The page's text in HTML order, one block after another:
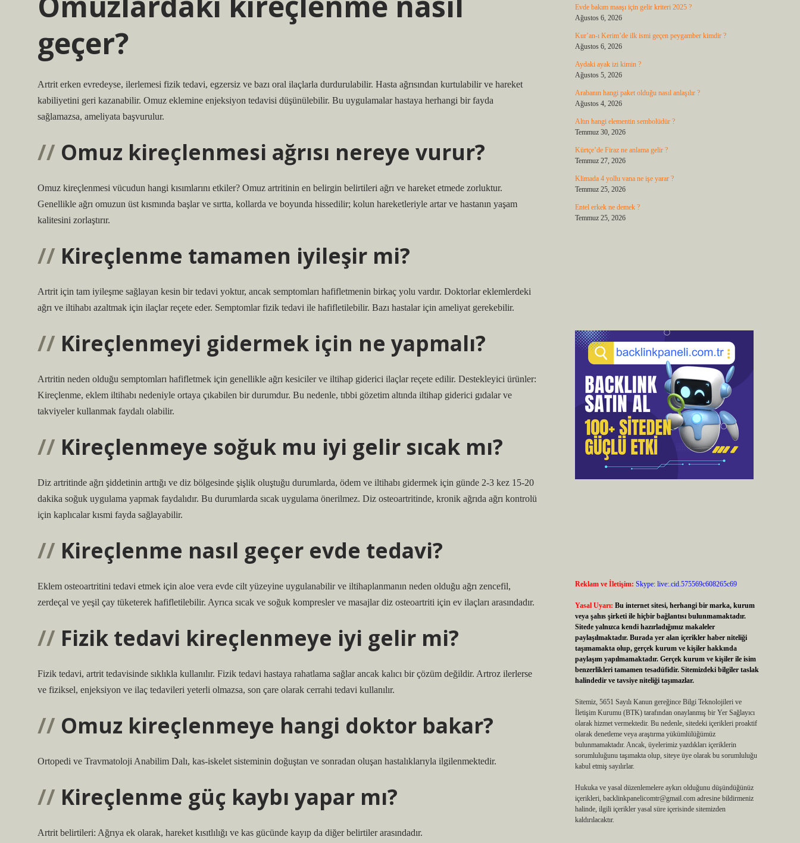
geçer?
Artrit erken evredeyse, ilerlemesi fizik tedavi, egzersiz ve bazı oral ilaçlarla durdurulabilir. Hasta ağrısından kurtulabilir ve hareket
kabiliyetini geri kazanabilir. Omuz eklemine enjeksiyon tedavisi düşünülebilir. Bu uygulamalar hastaya herhangi bir fayda
sağlamazsa, ameliyata başvurulur.
Omuz kireçlenmesi ağrısı nereye vurur?
Omuz kireçlenmesi vücudun hangi kısımlarını etkiler? Omuz artritinin en belirgin belirtileri ağrı ve hareket etmede zorluktur.
Genellikle ağrı omuzun üst kısmında başlar ve sırtta, kollarda ve boyunda hissedilir; kolun hareketleriyle artar ve hastanın yaşam
kalitesini zorlaştırır.
Kireçlenme tamamen iyileşir mi?
Artrit için tam iyileşme sağlayan kesin bir tedavi yoktur, ancak semptomları hafifletmenin birkaç yolu vardır. Doktorlar eklemlerdeki
ağrı ve iltihabı azaltmak için ilaçlar reçete eder. Semptomlar fizik tedavi ile hafifletilebilir. Bazı hastalar için ameliyat gerekebilir.
Kireçlenmeyi gidermek için ne yapmalı?
Artritin neden olduğu semptomları hafifletmek için genellikle ağrı kesiciler ve iltihap giderici ilaçlar reçete edilir. Destekleyici ürünler:
Kireçlenme, eklem iltihabı nedeniyle ortaya çıkabilen bir durumdur. Bu nedenle, tıbbi gözetim altında iltihap giderici gıdalar ve
takviyeler kullanmak faydalı olabilir.
Kireçlenmeye soğuk mu iyi gelir sıcak mı?
Diz artritinde ağrı şiddetinin arttığı ve diz bölgesinde şişlik oluştuğu durumlarda, ödem ve iltihabı gidermek için günde 2-3 kez 15-20
dakika soğuk uygulama yapmak faydalıdır. Bu durumlarda sıcak uygulama önerilmez. Diz osteoartritinde, kronik ağrıda ağrı kontrolü
için kaplıcalar kısmi fayda sağlayabilir.
Kireçlenme nasıl geçer evde tedavi?
Eklem osteoartritini tedavi etmek için aloe vera evde cilt yüzeyine uygulanabilir ve iltihaplanmanın neden olduğu ağrı zencefil,
zerdeçal ve yeşil çay tüketerek hafifletilebilir. Ayrıca sıcak ve soğuk kompresler ve masajlar diz osteoartriti için ev ilaçları arasındadır.
Fizik tedavi kireçlenmeye iyi gelir mi?
Fizik tedavi, artrit tedavisinde sıklıkla kullanılır. Fizik tedavi hastaya rahatlama sağlar ancak kalıcı bir çözüm değildir. Artroz ilerlerse
ve fiziksel, enjeksiyon ve ilaç tedavileri yeterli olmazsa, son çare olarak cerrahi tedavi kullanılır.
Omuz kireçlenmeye hangi doktor bakar?
Ortopedi ve Travmatoloji Anabilim Dalı, kas-iskelet sisteminin doğuştan ve sonradan oluşan hastalıklarıyla ilgilenmektedir.
Kireçlenme güç kaybı yapar mı?
Artrit belirtileri: Ağrıya ek olarak, hareket kısıtlılığı ve kas gücünde kayıp da diğer belirtiler arasındadır.
Evde bakım maaşı için gelir kriteri 2025 ?
Ağustos 6, 2026
Kur’an-ı Kerim’de ilk ismi geçen peygamber kimdir ?
Ağustos 6, 2026
Aydaki ayak izi kimin ?
Ağustos 5, 2026
Arabanın hangi paket olduğu nasıl anlaşılır ?
Ağustos 4, 2026
Altın hangi elementin sembolüdür ?
Temmuz 30, 2026
Kürtçe’de Firaz ne anlama gelir ?
Temmuz 27, 2026
Klimada 4 yollu vana ne işe yarar ?
Temmuz 25, 2026
Entel erkek ne demek ?
Temmuz 25, 2026
Reklam ve İletişim: Skype: live:.cid.575569c608265c69
Yasal Uyarı: Bu internet sitesi, herhangi bir marka, kurum
veya şahıs şirketi ile hiçbir bağlantısı bulunmamaktadır.
Sitede yalnızca kendi hazırladığımız makaleler
paylaşılmaktadır. Burada yer alan içerikler haber niteliği
taşımamakta olup, gerçek kurum ve kişiler hakkında
paylaşım yapılmamaktadır. Gerçek kurum ve kişiler ile isim
benzerlikleri tamamen tesadüfidir. Sitemizdeki bilgiler taslak
halindedir ve tavsiye niteliği taşımazlar.
Sitemiz, 5651 Sayılı Kanun gereğince Bilgi Teknolojileri ve
İletişim Kurumu (BTK) tarafından onaylanmış bir Yer Sağlayıcı
olarak hizmet vermektedir. Bu nedenle, sitedeki içerikleri proaktif
olarak denetleme veya araştırma yükümlülüğümüz
bulunmamaktadır. Ancak, üyelerimiz yazdıkları içeriklerin
sorumluluğunu taşımakta olup, siteye üye olarak bu sorumluluğu
kabul etmiş sayılırlar.
Hukuka ve yasal düzenlemelere aykırı olduğunu düşündüğünüz
içerikleri, backlinkpanelicomtr@gmail.comadresine bildirmeniz
halinde, ilgili içerikler yasal süre içerisinde sitemizden
kaldırılacaktır.